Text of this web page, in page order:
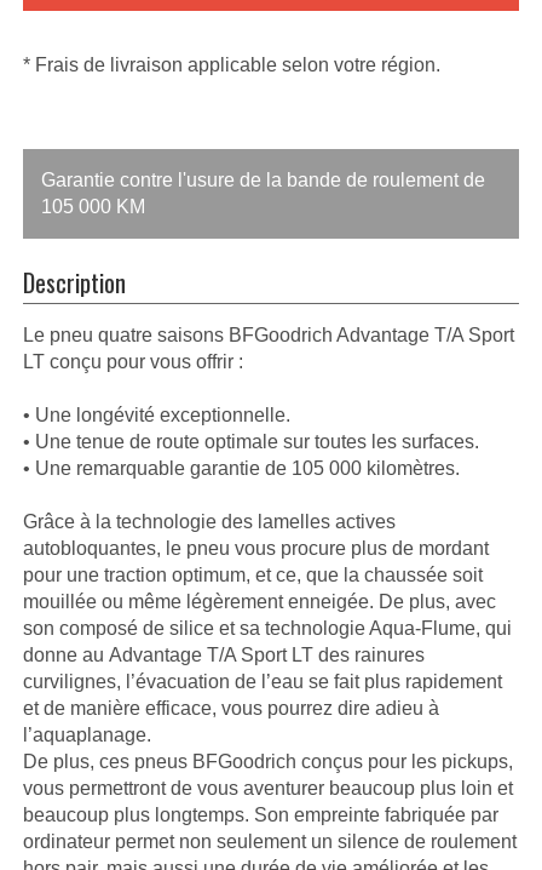
* Frais de livraison applicable selon votre région.
Garantie contre l'usure de la bande de roulement de
105 000 KM
Description
Le pneu quatre saisons BFGoodrich Advantage T/A Sport
LT conçu pour vous offrir :
• Une longévité exceptionnelle.
• Une tenue de route optimale sur toutes les surfaces.
• Une remarquable garantie de 105 000 kilomètres.
Grâce à la technologie des lamelles actives
autobloquantes, le pneu vous procure plus de mordant
pour une traction optimum, et ce, que la chaussée soit
mouillée ou même légèrement enneigée. De plus, avec
son composé de silice et sa technologie Aqua-Flume, qui
donne au Advantage T/A Sport LT des rainures
curvilignes, l’évacuation de l’eau se fait plus rapidement
et de manière efficace, vous pourrez dire adieu à
l’aquaplanage.
De plus, ces pneus BFGoodrich conçus pour les pickups,
vous permettront de vous aventurer beaucoup plus loin et
beaucoup plus longtemps. Son empreinte fabriquée par
ordinateur permet non seulement un silence de roulement